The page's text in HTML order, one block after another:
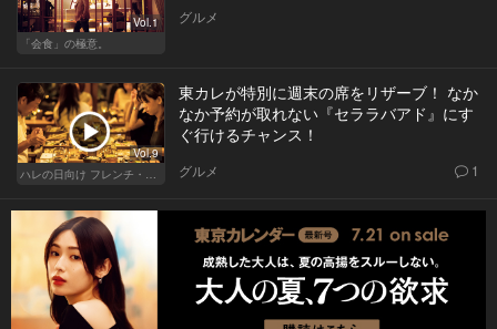
Vol.1
「会食」の極意。
グルメ
Vol.9
東カレが特別に週末の席をリザーブ！ なか
なか予約が取れない『セララバアド』にす
ぐ行けるチャンス！
グルメ 1